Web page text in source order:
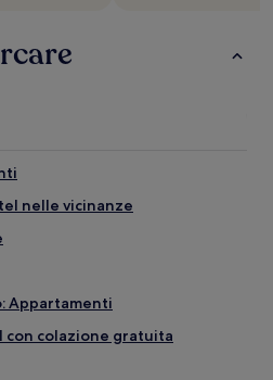
nelle vicinanze
Appartamenti
con colazione gratuita